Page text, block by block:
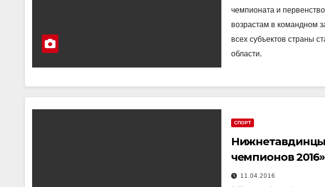
чемпионата и
возрастам в командном
всех субъектов страны
области.
СПОРТ
Нижнетавдинцы
чемпионов 2016»
11.04.2016